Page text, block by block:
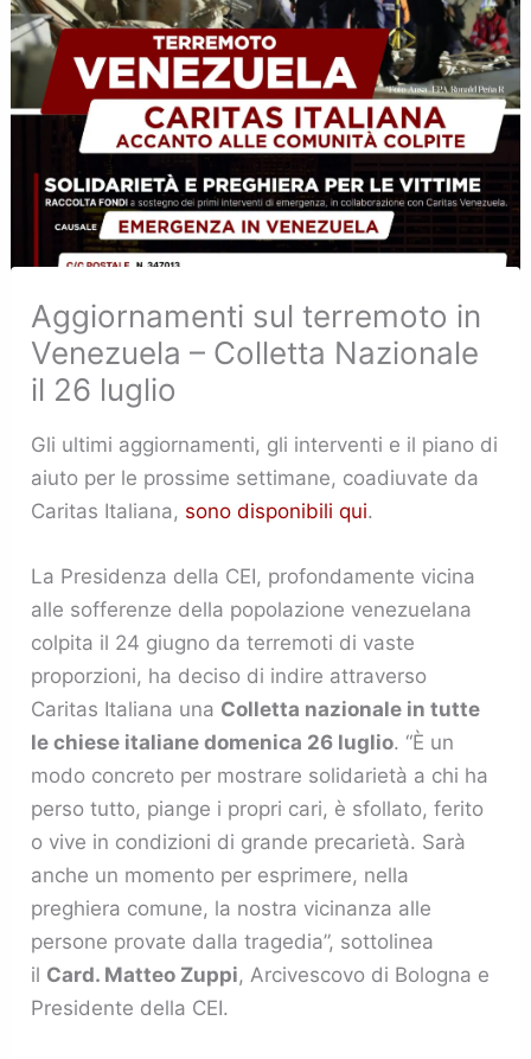
Aggiornamenti sul terremoto in
Venezuela – Colletta Nazionale
il 26 luglio
Gli ultimi aggiornamenti, gli interventi e il piano di
aiuto per le prossime settimane, coadiuvate da
Caritas Italiana, sono disponibili qui.
La Presidenza della CEI, profondamente vicina
alle sofferenze della popolazione venezuelana
colpita il 24 giugno da terremoti di vaste
proporzioni, ha deciso di indire attraverso
Caritas Italiana una Colletta nazionale in tutte
le chiese italiane domenica 26 luglio. “È un
modo concreto per mostrare solidarietà a chi ha
perso tutto, piange i propri cari, è sfollato, ferito
o vive in condizioni di grande precarietà. Sarà
anche un momento per esprimere, nella
preghiera comune, la nostra vicinanza alle
persone provate dalla tragedia”, sottolinea
il Card. Matteo Zuppi, Arcivescovo di Bologna e
Presidente della CEI.